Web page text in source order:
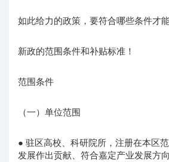
如此给力的政策，要符合哪些条件才
新政的范围条件和补贴标准！
范围条件
（一）单位范围
● 驻区高校、科研院所，注册在本区
发展作出贡献、符合嘉定产业发展方